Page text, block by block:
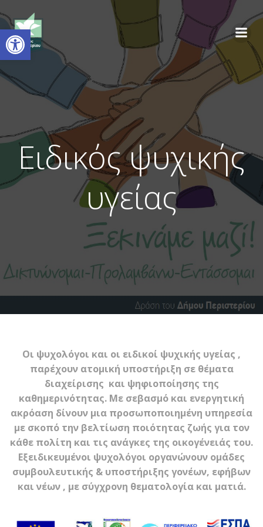
Ανοίξτε τη γραμμή εργαλείων
Ειδικός ψυχικής
υγείας
Οι ψυχολόγοι και οι ειδικοί ψυχικής υγείας ,
παρέχουν ατομική υποστήριξη σε θέματα
διαχείρισης και ψηφιοποίησης της
καθημερινότητας. Με σεβασμό και ενεργητική
ακρόαση δίνουν μια προσωποποιημένη υπηρεσία
με σκοπό την βελτίωση ποιότητας ζωής για τον
κάθε πολίτη και τις ανάγκες της οικογένειάς του.
Εξειδικευμένοι ψυχολόγοι οργανώνουν ομάδες
συμβουλευτικής & υποστήριξης γονέων, εφήβων
και νέων , με σύγχρονη θεματολογία και ματιά.